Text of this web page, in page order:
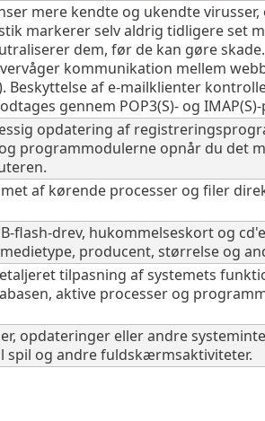
mere kendte og ukendte
markerer selv aldrig tidligere set
dem, før de kan gøre
kommunikation mellem
Beskyttelse af e-mailklienter
gennem POP3(S)- og
opdatering af
programmodulerne opnår du det
af kørende processer og filer
flash-drev, hukommelseskort og
producent, størrelse og
tilpasning af systemets
aktive processer og
opdateringer eller andre
spil og andre fuldskærmsaktiviteter.